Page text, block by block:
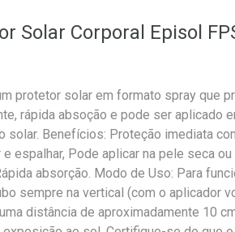
Solar Corporal Episol
protetor solar em formato spray que
rápida absoção e pode ser aplicado
solar. Benefícios: Proteção imediata
espalhar, Pode aplicar na pele seca
absorção. Modo de Uso: Para
sempre na vertical (com o aplicador
distância de aproximadamente 10